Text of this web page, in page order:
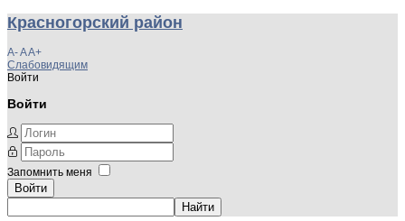
Красногорский район
A-AA+
Слабовидящим
Войти
Войти
Запомнить меня
Войти